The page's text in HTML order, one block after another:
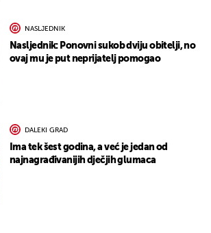
NASLJEDNIK
Nasljednik: Ponovni sukob dviju obitelji, no
ovaj mu je put neprijatelj pomogao
DALEKI GRAD
Ima tek šest godina, a već je jedan od
najnagrađivanijih dječjih glumaca